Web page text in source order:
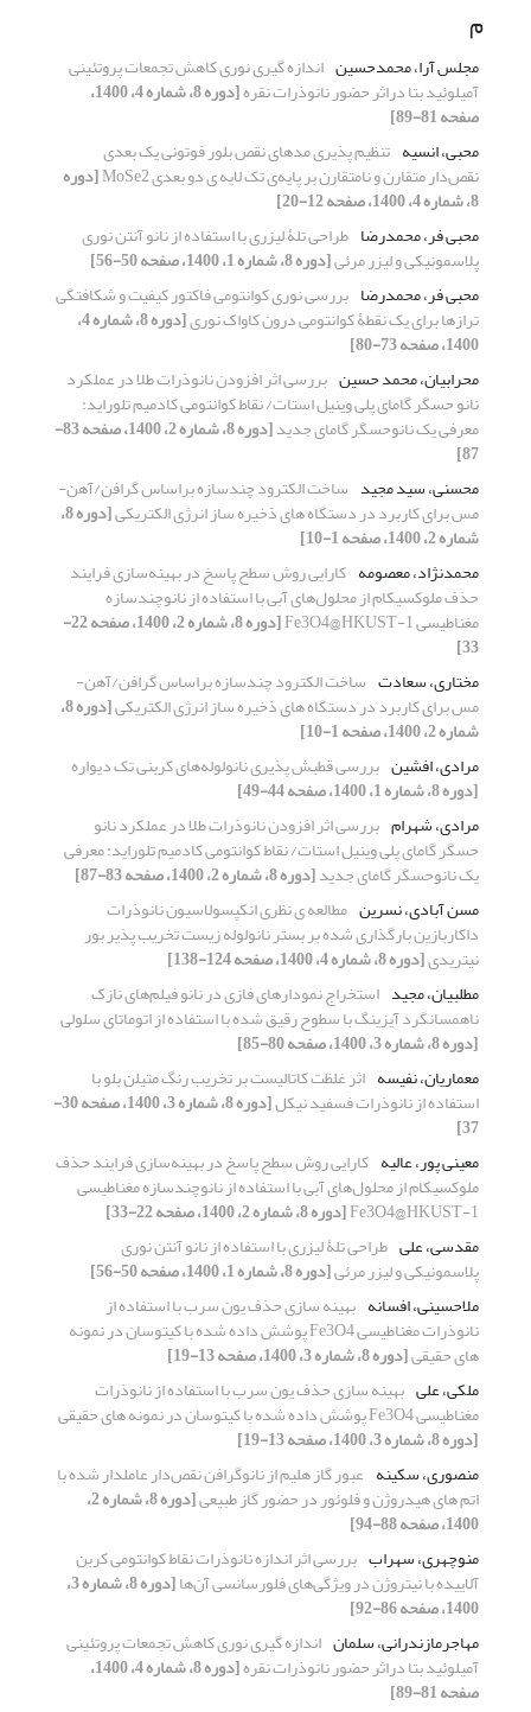
م
مجلس آرا، محمدحسین اندازه گیری نوری کاهش تجمعات پروتئینی
آمیلوئید بتا دراثر حضور نانوذرات نقره [دوره 8، شماره 4، 1400،
صفحه 81-89]
محبی، انسیه تنظیم پذیری مدهای نقص بلور فوتونی یک بعدی
نقص‌دار متقارن و نامتقارن بر پایه‌ی تک لایه ی دو بعدی MoSe2 [دوره
8، شماره 4، 1400، صفحه 12-20]
محبی فر، محمدرضا طراحی تلۀ لیزری با استفاده از نانو آنتن نوری
پلاسمونیکی و لیزر مرئی[دوره 8، شماره 1، 1400، صفحه 50-56]
محبی فر، محمدرضا بررسی نوری کوانتومی فاکتور کیفیت و شکافتگی
ترازها برای یک نقطۀ کوانتومی درون کاواک نوری [دوره 8، شماره 4،
1400، صفحه 73-80]
محرابیان، محمد حسین بررسی اثر افزودن نانوذرات طلا در عملکرد
نانو حسگر گامای پلی وینیل استات/ نقاط کوانتومی کادمیم تلوراید:
معرفی یک نانوحسگر گامای جدید [دوره 8، شماره 2، 1400، صفحه 83-
87]
محسنی، سید مجید ساخت الکترود چندسازه براساس گرافن/آهن-
مس برای کاربرد در دستگاه های ذخیره ساز انرژی الکتریکی [دوره 8،
شماره 2، 1400، صفحه 1-10]
محمدنژاد، معصومه کارایی روش سطح پاسخ در بهینه‌سازی فرایند
حذف ملوکسیکام از محلول‌های آبی با استفاده از نانو‌چندسازه
مغناطیسی Fe3O4@HKUST-1 [دوره 8، شماره 2، 1400، صفحه 22-
33]
مختاری، سعادت ساخت الکترود چندسازه براساس گرافن/آهن-
مس برای کاربرد در دستگاه های ذخیره ساز انرژی الکتریکی [دوره 8،
شماره 2، 1400، صفحه 1-10]
مرادی، افشین بررسی قطبش پذیری نانولوله‌های کربنی تک دیواره
[دوره 8، شماره 1، 1400، صفحه 44-49]
مرادی، شهرام بررسی اثر افزودن نانوذرات طلا در عملکرد نانو
حسگر گامای پلی وینیل استات/ نقاط کوانتومی کادمیم تلوراید: معرفی
یک نانوحسگر گامای جدید[دوره 8، شماره 2، 1400، صفحه 83-87]
مسن آبادی، نسرین مطالعه ی نظری انکپسولاسیون نانوذرات
داکاربازین بارگذاری شده بر بستر نانولوله زیست تخریب پذیر بور
نیتریدی[دوره 8، شماره 4، 1400، صفحه 124-138]
مطلبیان، مجید استخراج نمودارهای فازی در نانو فیلم‌های نازک
ناهمسانگرد آیزینگ با سطوح رقیق شده با استفاده از اتوماتای سلولی
[دوره 8، شماره 3، 1400، صفحه 80-85]
معماریان، نفیسه اثر غلظت کاتالیست بر تخریب رنگ متیلن بلو با
استفاده از نانوذرات فسفید نیکل [دوره 8، شماره 3، 1400، صفحه 30-
37]
معینی پور، عالیه کارایی روش سطح پاسخ در بهینه‌سازی فرایند حذف
ملوکسیکام از محلول‌های آبی با استفاده از نانو‌چندسازه مغناطیسی
Fe3O4@HKUST-1[دوره 8، شماره 2، 1400، صفحه 22-33]
مقدسی، علی طراحی تلۀ لیزری با استفاده از نانو آنتن نوری
پلاسمونیکی و لیزر مرئی[دوره 8، شماره 1، 1400، صفحه 50-56]
ملاحسینی، افسانه بهینه سازی حذف یون سرب با استفاده از
نانوذرات مغناطیسی Fe3O4 پوشش داده شده با کیتوسان در نمونه
های حقیقی[دوره 8، شماره 3، 1400، صفحه 13-19]
ملکی، علی بهینه سازی حذف یون سرب با استفاده از نانوذرات
مغناطیسی Fe3O4 پوشش داده شده با کیتوسان در نمونه های حقیقی
[دوره 8، شماره 3، 1400، صفحه 13-19]
منصوری، سکینه عبور گاز هلیم از نانوگرافن نقص‌دار عاملدار شده با
اتم های هیدروژن و فلوئور در حضور گاز طبیعی [دوره 8، شماره 2،
1400، صفحه 88-94]
منوچهری، سهراب بررسی اثر اندازه‌ نانوذرات نقاط کوانتومی کربن
آلاییده با نیتروژن در ویژگی‌های فلورسانسی آن‌ها [دوره 8، شماره 3،
1400، صفحه 86-92]
مهاجرمازندرانی، سلمان اندازه گیری نوری کاهش تجمعات پروتئینی
آمیلوئید بتا دراثر حضور نانوذرات نقره [دوره 8، شماره 4، 1400،
صفحه 81-89]